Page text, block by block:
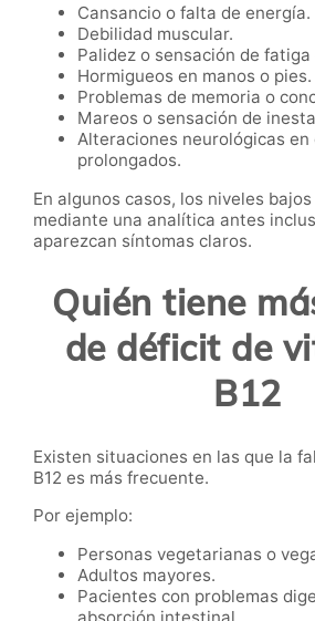
Cansancio o falta de energía.
Debilidad muscular.
Palidez o sensación de
Hormigueos en manos o pies.
Problemas de memoria o
Mareos o sensación de
Alteraciones neurológicas en
prolongados.
En algunos casos, los niveles
mediante una analítica antes
aparezcan síntomas claros.
Quién tiene
de déficit de
B12
Existen situaciones en las que la
B12 es más frecuente.
Por ejemplo:
Personas vegetarianas o
Adultos mayores.
Pacientes con problemas